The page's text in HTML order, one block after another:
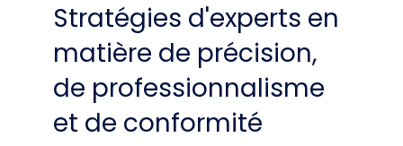
Stratégies d'experts en
matière de précision,
de professionnalisme
et de conformité